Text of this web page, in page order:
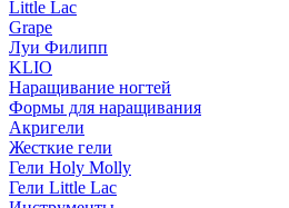
Little Lac
Grape
Луи Филипп
KLIO
Наращивание ногтей
Формы для наращивания
Акригели
Жесткие гели
Гели Holy Molly
Гели Little Lac